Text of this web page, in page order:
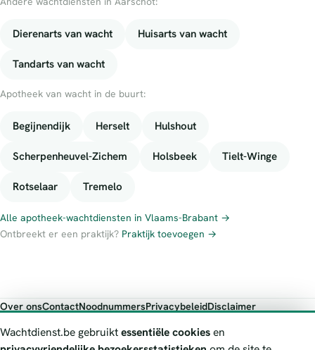
Dierenarts van wacht Huisarts van wacht
Tandarts van wacht
Apotheek van wacht in de buurt:
Begijnendijk Herselt Hulshout
Scherpenheuvel-Zichem Holsbeek Tielt-Winge
Rotselaar Tremelo
Alle apotheek-wachtdiensten in Vlaams-Brabant →
Ontbreekt er een praktijk? Praktijk toevoegen →
Over onsContactNoodnummersPrivacybeleidDisclaimer
Wachtdienst.be toont publieke wachtdienst-informatie ter oriëntatie.
Wachtdienst.be gebruiktessentiële cookiesen